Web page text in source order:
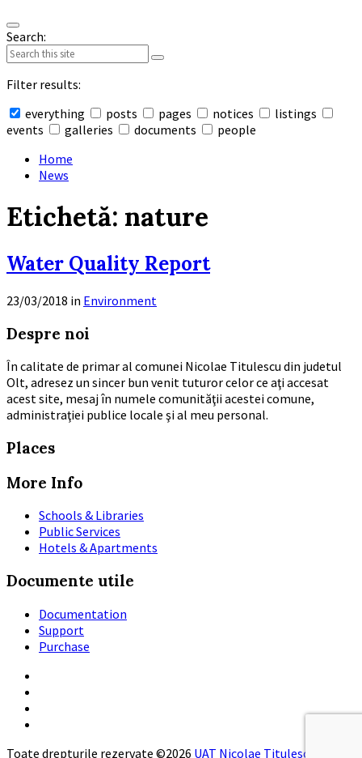
Search:
Filter results:
everything
posts pages notices
listings
events
galleries documents people
search
Home
News
Etichetă: nature
Water Quality Report
23/03/2018 in Environment
Read
More
Despre noi
În calitate de primar al comunei Nicolae Titulescu din judetul
Olt, adresez un sincer bun venit tuturor celor ce aţi accesat
acest site, mesaj în numele comunităţii acestei comune,
administraţiei publice locale şi al meu personal.
Places
More Info
Schools & Libraries
Public Services
Hotels & Apartments
Documente utile
Documentation
Support
Purchase
Toate drepturile rezervate ©2026 UAT Nicolae Titulescu